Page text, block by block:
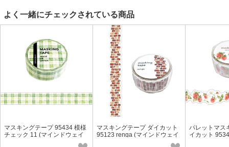
よく一緒にチェックされている商品
マスキングテープ 95434 模様
チェック 11 (マインドウェイ
マスキングテープ ダイカット
95123 renga (マインドウェイ
パレットマス
イカット